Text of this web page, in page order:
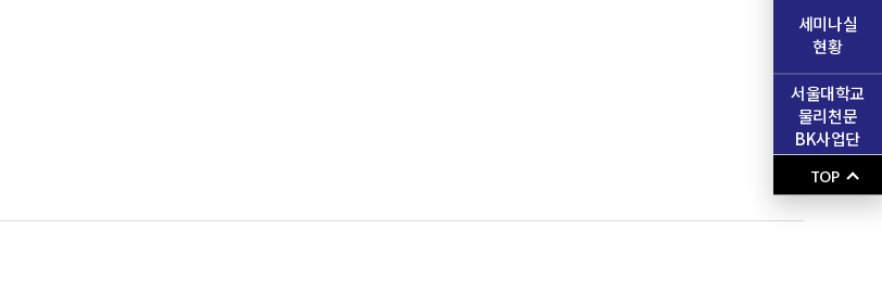
세미나실
현황
서울대학교
물리천문
BK사업단
TOP